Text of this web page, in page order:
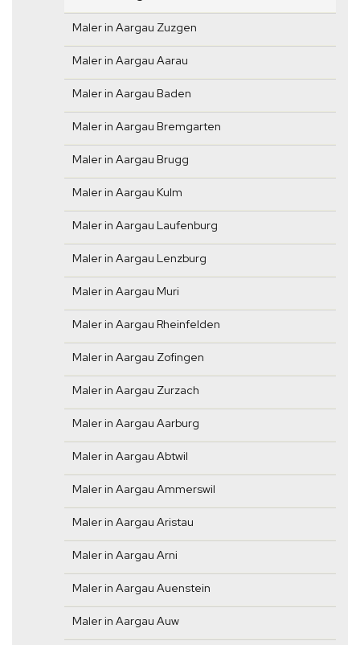
Maler in Aargau Zuzgen
Maler in Aargau Aarau
Maler in Aargau Baden
Maler in Aargau Bremgarten
Maler in Aargau Brugg
Maler in Aargau Kulm
Maler in Aargau Laufenburg
Maler in Aargau Lenzburg
Maler in Aargau Muri
Maler in Aargau Rheinfelden
Maler in Aargau Zofingen
Maler in Aargau Zurzach
Maler in Aargau Aarburg
Maler in Aargau Abtwil
Maler in Aargau Ammerswil
Maler in Aargau Aristau
Maler in Aargau Arni
Maler in Aargau Auenstein
Maler in Aargau Auw